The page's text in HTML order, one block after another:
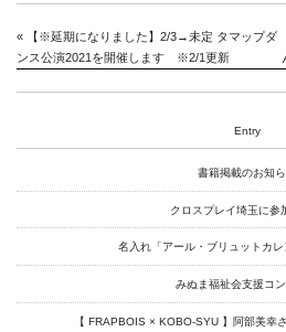
Link
online-
art center syu
«
【※延期になりました】2/3→未定 タマップダ
ンス公演2021を開催します ※2/1更新
Entry
書籍掲載のお知
クロスプレイ埼玉に参
名入れ「アール・ブリュットカ
みぬま福祉会支援コ
【 FRAPBOIS × KOBO-SYU 】阿部美幸